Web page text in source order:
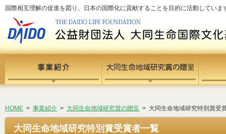
国際相互理解の促進を図り、日本の国際化に貢献することを目的に活動していま
HOME > 事業紹介 > 大同生命地域研究賞の贈呈 > 大同生命地域研究特別賞受
大同生命地域研究特別賞受賞者一覧